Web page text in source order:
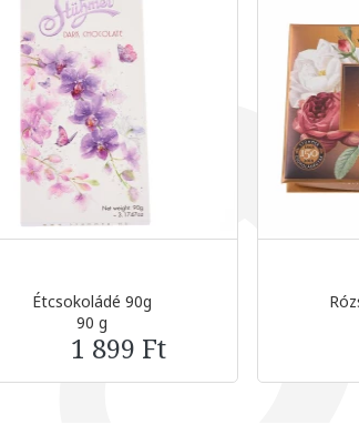
Étcsokoládé 90g
90 g
1 899 Ft